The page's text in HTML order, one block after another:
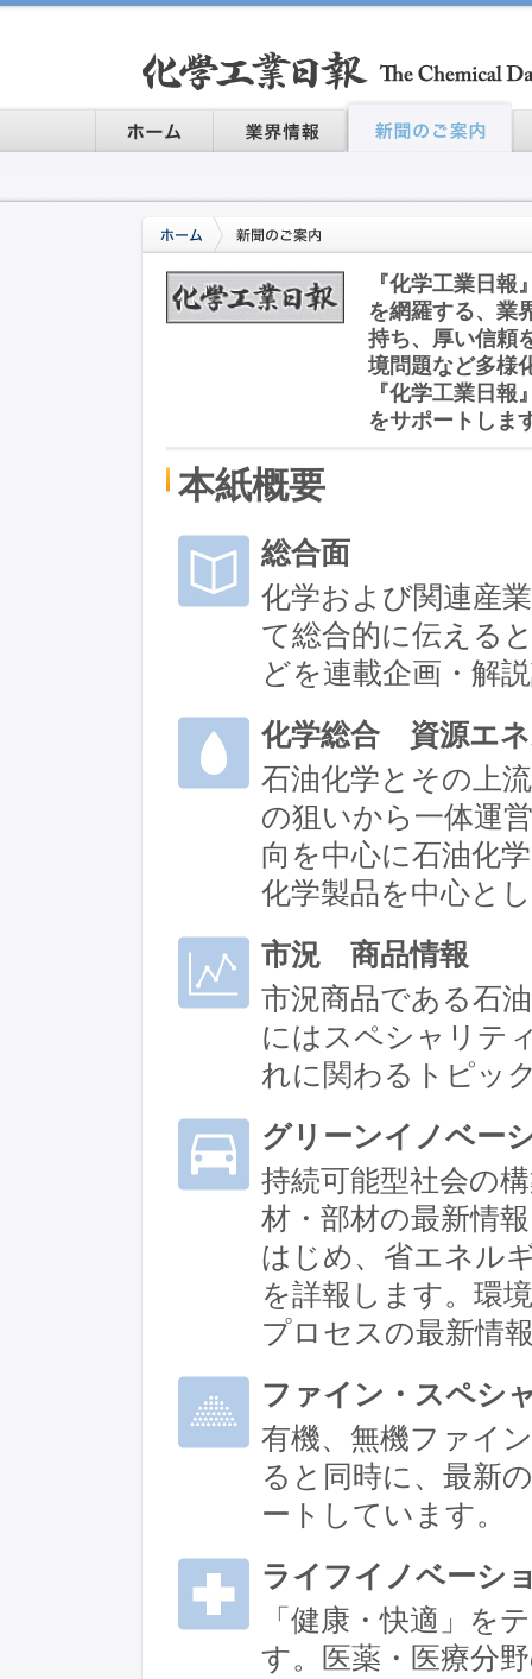
『化学工業日
を網羅する、業
持ち、厚い信頼
境問題など多様
『化学工業日
をサポートしま
本紙概要
総合面
化学および関連産
て総合的に伝える
どを連載企画・解
化学総合 資源エ
石油化学とその上
の狙いから一体運
向を中心に石油化
化学製品を中心と
市況 商品情報
市況商品である石
にはスペシャリテ
れに関わるトピッ
グリーンイノベー
持続可能型社会の
材・部材の最新情
はじめ、省エネル
を詳報します。環
プロセスの最新情
ファイン・スペシ
有機、無機ファイ
ると同時に、最新
ートしています。
ライフイノベーシ
「健康・快適」を
す。医薬・医療分